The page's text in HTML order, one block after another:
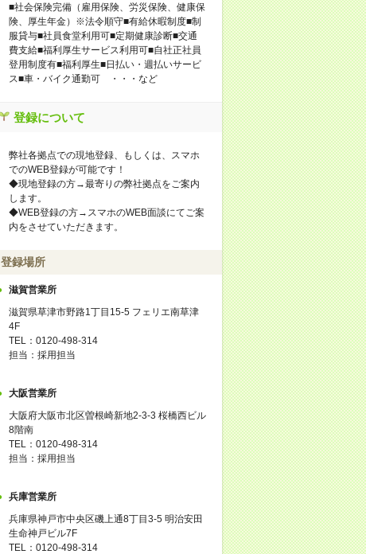
■社会保険完備（雇用保険、労災保険、健康保
険、厚生年金）※法令順守■有給休暇制度■制
服貸与■社員食堂利用可■定期健康診断■交通
費支給■福利厚生サービス利用可■自社正社員
登用制度有■福利厚生■日払い・週払いサービ
ス■車・バイク通勤可 ・・・など
登録について
弊社各拠点での現地登録、もしくは、スマホ
でのWEB登録が可能です！
◆現地登録の方→最寄りの弊社拠点をご案内
します。
◆WEB登録の方→スマホのWEB面談にてご案
内をさせていただきます。
登録場所
滋賀営業所
滋賀県草津市野路1丁目15-5 フェリエ南草津
4F
TEL：0120-498-314
担当：採用担当
大阪営業所
大阪府大阪市北区曽根崎新地2-3-3 桜橋西ビル
8階南
TEL：0120-498-314
担当：採用担当
兵庫営業所
兵庫県神戸市中央区磯上通8丁目3-5 明治安田
生命神戸ビル7F
TEL：0120-498-314